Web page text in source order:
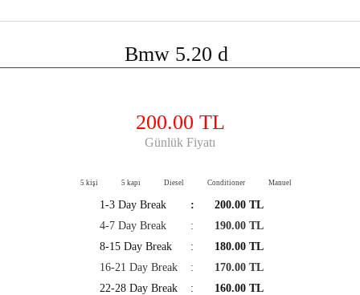
Bmw 5.20 d
200.00 TL
Günlük Fiyatı
5 kişi 5 kapı Diesel Conditioner Manuel
1-3 Day Break :
200.00 TL
4-7 Day Break
:
190.00 TL
8-15 Day Break
:
180.00 TL
16-21 Day Break
:
170.00 TL
22-28 Day Break
:
160.00 TL